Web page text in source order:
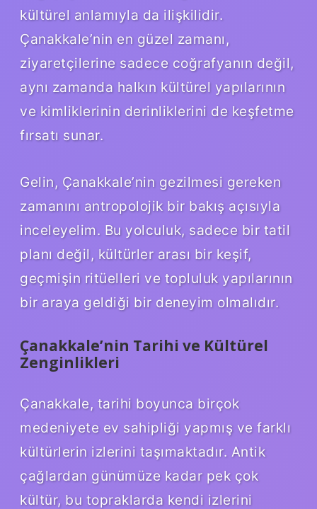
kültürel anlamıyla da ilişkilidir.
Çanakkale’nin en güzel zamanı,
ziyaretçilerine sadece coğrafyanın değil,
aynı zamanda halkın kültürel yapılarının
ve kimliklerinin derinliklerini de keşfetme
fırsatı sunar.
Gelin, Çanakkale’nin gezilmesi gereken
zamanını antropolojik bir bakış açısıyla
inceleyelim. Bu yolculuk, sadece bir tatil
planı değil, kültürler arası bir keşif,
geçmişin ritüelleri ve topluluk yapılarının
bir araya geldiği bir deneyim olmalıdır.
Çanakkale’nin Tarihi ve Kültürel
Zenginlikleri
Çanakkale, tarihi boyunca birçok
medeniyete ev sahipliği yapmış ve farklı
kültürlerin izlerini taşımaktadır. Antik
çağlardan günümüze kadar pek çok
kültür, bu topraklarda kendi izlerini